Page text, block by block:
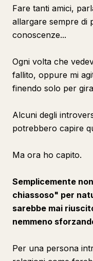
Fare tanti amici,
allargare sempre di
conoscenze...
Ogni volta che
fallito, oppure mi
finendo solo per
Alcuni degli
potrebbero capire
Ma ora ho capito.
Semplicemente
chiassoso" per
sarebbe mai
nemmeno
Per una persona